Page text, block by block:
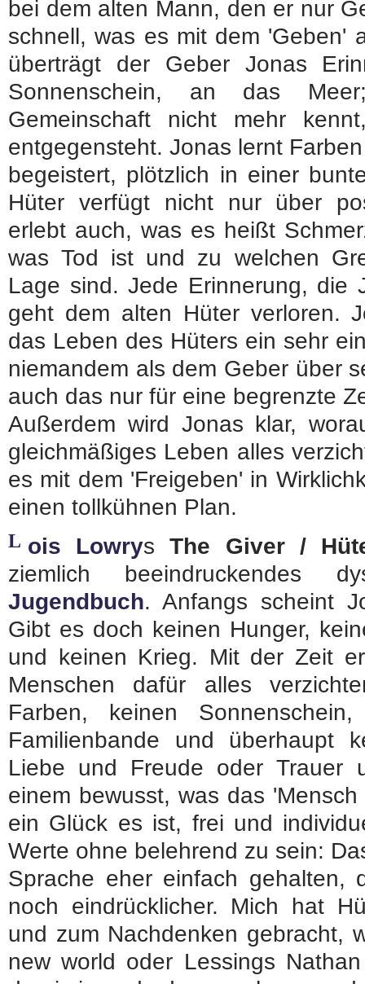
bei dem alten Mann, den er nur
schnell, was es mit dem 'Geben'
überträgt der Geber Jonas
Sonnenschein, an das
Gemeinschaft nicht mehr
entgegensteht. Jonas lernt
begeistert, plötzlich in einer
Hüter verfügt nicht nur über
erlebt auch, was es heißt
was Tod ist und zu welchen
Lage sind. Jede Erinnerung, die
geht dem alten Hüter verloren.
das Leben des Hüters ein sehr
niemandem als dem Geber über
auch das nur für eine begrenzte
Außerdem wird Jonas klar,
gleichmäßiges Leben alles
es mit dem 'Freigeben' in
einen tollkühnen Plan.
L ois LowrysThe Giver /
ziemlich beeindruckendes
Jugendbuch. Anfangs scheint
Gibt es doch keinen Hunger,
und keinen Krieg. Mit der Zeit
Menschen dafür alles
Farben, keinen
Familienbande und überhaupt
Liebe und Freude oder Trauer
einem bewusst, was das
ein Glück es ist, frei und
Werte ohne belehrend zu sein:
Sprache eher einfach gehalten,
noch eindrücklicher. Mich hat
und zum Nachdenken gebracht,
new world oder Lessings